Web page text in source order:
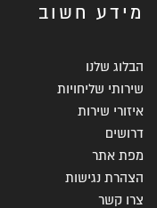
מידע חשוב
הבלוג שלנו
שירותי שליחויות
איזורי שירות
דרושים
מפת אתר
הצהרת נגישות
צרו קשר